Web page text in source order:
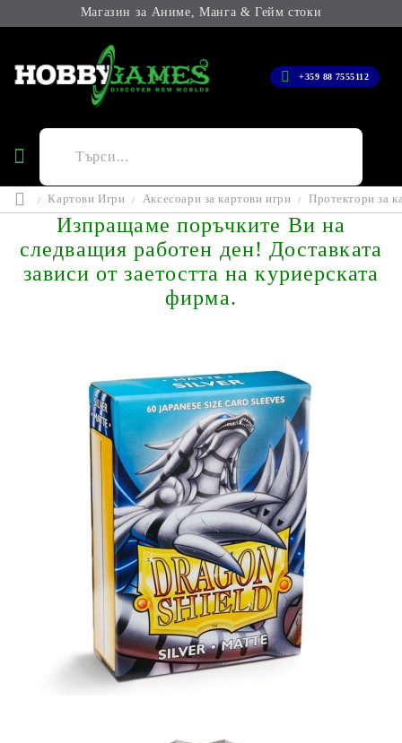
Магазин за Аниме, Манга & Гейм стоки
+359 88 7555112
Картови Игри Аксесоари за картови игри Протектори за
Изпращаме поръчките Ви на
следващия работен ден! Доставката
зависи от заетостта на куриерската
фирма.